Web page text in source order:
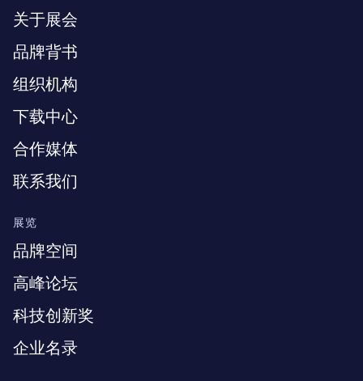
关于展会
品牌背书
组织机构
下载中心
合作媒体
联系我们
展览
品牌空间
高峰论坛
科技创新奖
企业名录